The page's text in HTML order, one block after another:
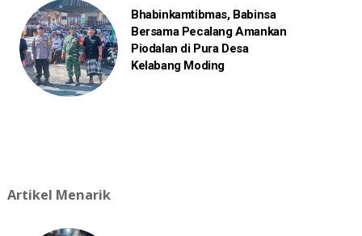
Bhabinkamtibmas, Babinsa
Bersama Pecalang Amankan
Piodalan di Pura Desa
Kelabang Moding
Artikel Menarik